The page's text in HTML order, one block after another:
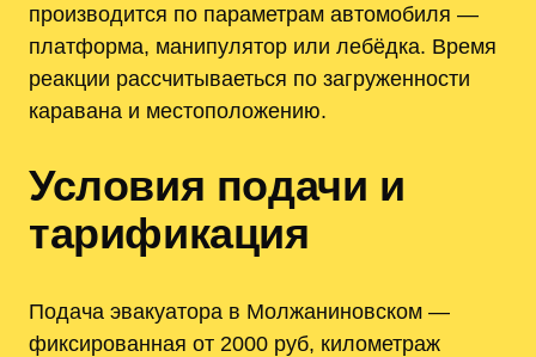
производится по параметрам автомобиля —
платформа, манипулятор или лебёдка. Время
реакции рассчитываеться по загруженности
каравана и местоположению.
Условия подачи и
тарификация
Подача эвакуатора в Молжаниновском —
фиксированная от 2000 руб, километраж